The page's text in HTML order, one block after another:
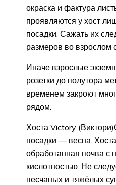
окраска и фактура
проявляются у хост
посадки. Сажать их
размеров во взрослом
Иначе взрослые
розетки до полутора
временем закроют
рядом.
Хоста Victory
посадки — весна.
обработанная почва с
кислотностью. Не
песчаных и тяжёлых